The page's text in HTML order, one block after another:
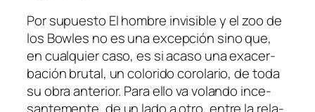
Por su­pues­to El hom­bre in­vi­si­ble y el zoo de
los Bowles no es una ex­cep­ción sino que,
en cual­quier ca­so, es si aca­so una exa­cer­
ba­ción bru­tal, un co­lo­ri­do co­ro­la­rio, de to­da
su obra an­te­rior. Para ello va vo­lan­do in­ce­